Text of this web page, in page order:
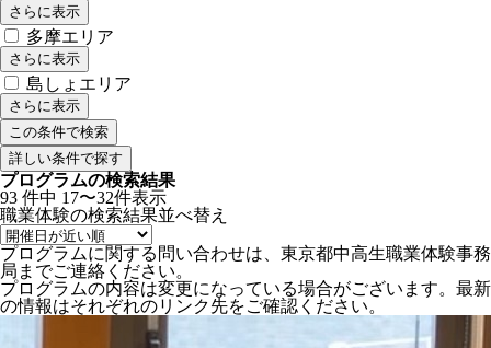
さらに表示
多摩エリア
さらに表示
島しょエリア
さらに表示
詳しい条件で探す
プログラムの検索結果
93 件中 17〜32件表示
職業体験の検索結果並べ替え
プログラムに関する問い合わせは、東京都中高生職業体験事務
局までご連絡ください。
プログラムの内容は変更になっている場合がございます。最新
の情報はそれぞれのリンク先をご確認ください。